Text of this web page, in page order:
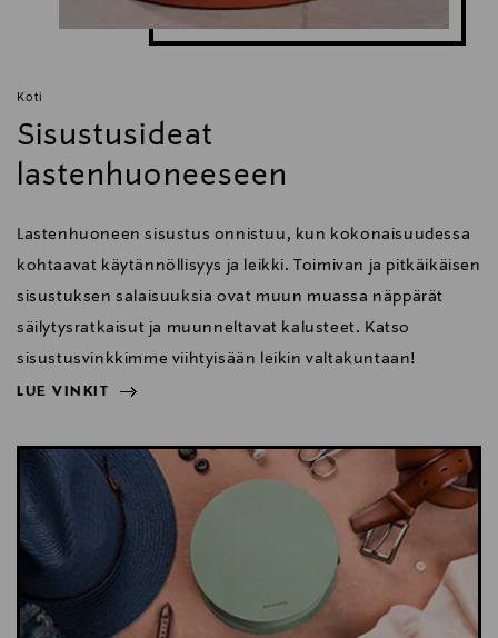
Koti
Sisustusideat
lastenhuoneeseen
Lastenhuoneen sisustus onnistuu, kun kokonaisuudessa
kohtaavat käytännöllisyys ja leikki. Toimivan ja pitkäikäisen
sisustuksen salaisuuksia ovat muun muassa näppärät
säilytysratkaisut ja muunneltavat kalusteet. Katso
sisustusvinkkimme viihtyisään leikin valtakuntaan!
LUE VINKIT
LUE VINKIT